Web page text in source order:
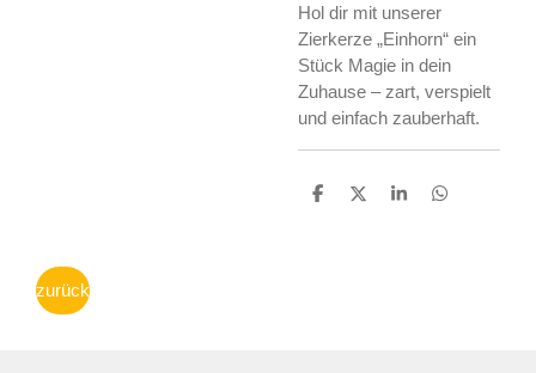
Hol dir mit unserer
Zierkerze „Einhorn“ ein
Stück Magie in dein
Zuhause – zart, verspielt
und einfach zauberhaft.
T
T
T
T
zurück